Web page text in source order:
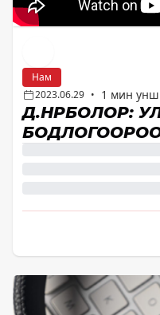
Нам
2023.06.29 • 1 мин
Д.ӨНӨРБОЛОР:
БОДЛОГООРОО